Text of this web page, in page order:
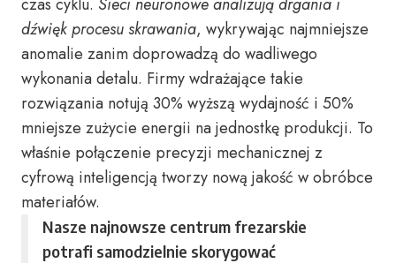
dźwięk procesu skrawania, wykrywając najmniejsze
anomalie zanim doprowadzą do wadliwego
wykonania detalu. Firmy wdrażające takie
rozwiązania notują 30% wyższą wydajność i 50%
mniejsze zużycie energii na jednostkę produkcji. To
właśnie połączenie precyzji mechanicznej z
cyfrową inteligencją tworzy nową jakość w obróbce
materiałów.
Nasze najnowsze centrum frezarskie
potrafi samodzielnie skorygować